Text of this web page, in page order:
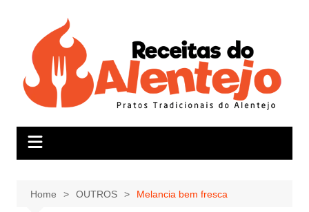
Home OUTROS Melancia bem fresca